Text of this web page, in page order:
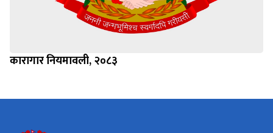
कारागार नियमावली, २०८३